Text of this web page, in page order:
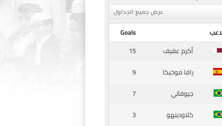
عرض جميع الجداول
Goals
أكرم عفيف
15
رافا موخيكا
9
جيوفاني
7
كلاودينهو
3